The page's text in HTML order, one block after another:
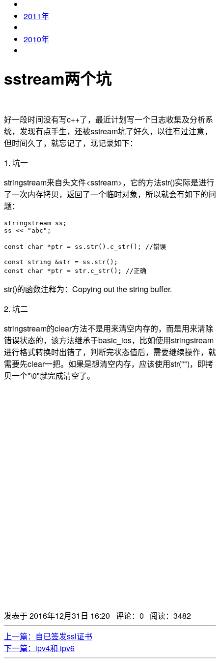
2011年
2010年
sstream两个坑
好一段时间没有写c++了，最近计划写一个日志收集及分析系
统，发现有点手生，还被sstream坑了好久，以往有过注意，
但时间久了，就忘记了，现记录如下：
1. 坑一
stringstream来自头文件<sstream>，它的方法str()实际是进行
了一次内存拷贝，返回了一个临时对象，所以就会有如下的问
题：
stringstream ss;
ss << "abc";
const char *ptr = ss.str().c_str(); //错误
const string &str = ss.str();
const char *ptr = str.c_str(); //正确
str()的函数注释为：Copying out the string buffer.
2. 坑二
stringstream的clear方法不是用来清空内存的，而是用来清除
错误状态的，该方法继承于basic_ios，比如使用stringstream
进行格式转换时出错了，判断完状态值后，需要继续操作，就
需要先clear一把。如果是想清空内存，应该使用str("")，即拷
贝一个"\0"就完成清空了。
发表于 2016年12月31日 16:20 评论：0
阅读：3482
上一篇：自已签发ssl证书
下一篇：ipv4和 ipv6